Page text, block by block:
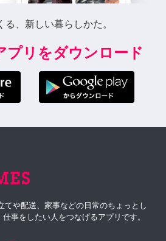
る、新しい暮らしかた。
プリをダウンロード
てや配送、家事などの日常のちょっとし
事をしたい人をつなげるアプリです。